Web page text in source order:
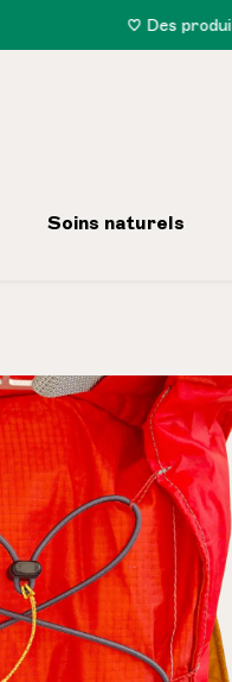
♡ Des
Soins naturels